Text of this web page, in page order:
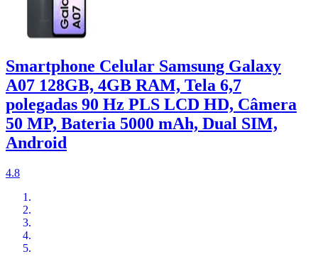
Smartphone Celular Samsung Galaxy
A07 128GB, 4GB RAM, Tela 6,7
polegadas 90 Hz PLS LCD HD, Câmera
50 MP, Bateria 5000 mAh, Dual SIM,
Android
4.8